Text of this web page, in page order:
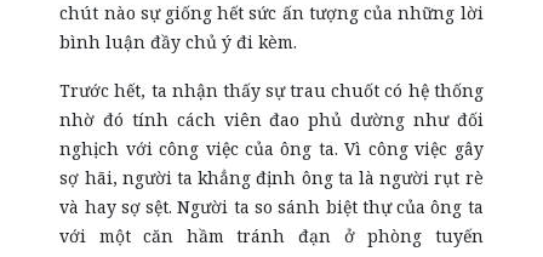
chút nào sự giống hết sức ấn tượng của những lời
bình luận đầy chủ ý đi kèm.
Trước hết, ta nhận thấy sự trau chuốt có hệ thống
nhờ đó tính cách viên đao phủ dường như đối
nghịch với công việc của ông ta. Vì công việc gây
sợ hãi, người ta khẳng định ông ta là người rụt rè
và hay sợ sệt. Người ta so sánh biệt thự của ông ta
với một căn hầm tránh đạn ở phòng tuyến